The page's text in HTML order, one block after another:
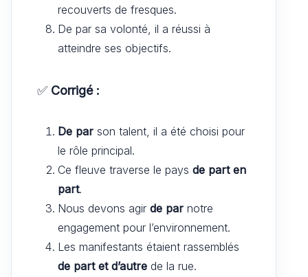
recouverts de fresques.
De par sa volonté, il a réussi à
atteindre ses objectifs.
✅ Corrigé :
De par son talent, il a été choisi pour
le rôle principal.
Ce fleuve traverse le pays de part en
part.
Nous devons agir de par notre
engagement pour l’environnement.
Les manifestants étaient rassemblés
de part et d’autre de la rue.